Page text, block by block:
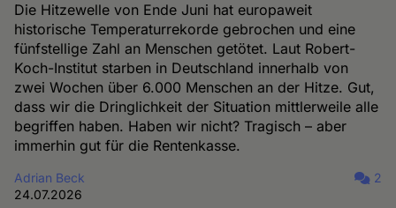
Die Hitzewelle von Ende Juni hat europaweit
historische Temperaturrekorde gebrochen und eine
fünfstellige Zahl an Menschen getötet. Laut Robert-
Koch-Institut starben in Deutschland innerhalb von
zwei Wochen über 6.000 Menschen an der Hitze. Gut,
dass wir die Dringlichkeit der Situation mittlerweile alle
begriffen haben. Haben wir nicht? Tragisch – aber
immerhin gut für die Rentenkasse.
Adrian Beck
24.07.2026
2